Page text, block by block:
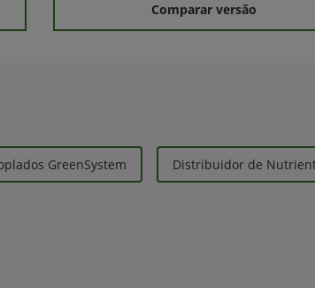
Comparar versão
GreenSystem Distribuidor de